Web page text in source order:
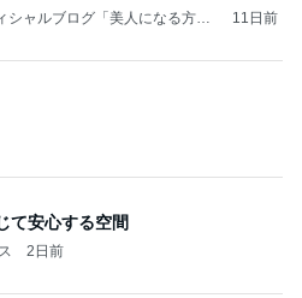
シャルブログ「美人になる方
11日前
て安心する空間
2日前